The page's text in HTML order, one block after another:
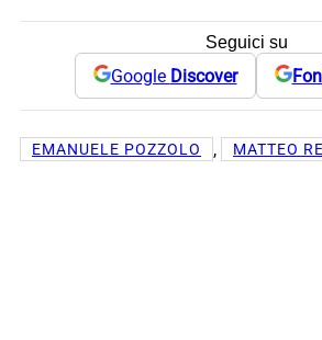
Seguici su
Google Discover
EMANUELE POZZOLO , MATTEO